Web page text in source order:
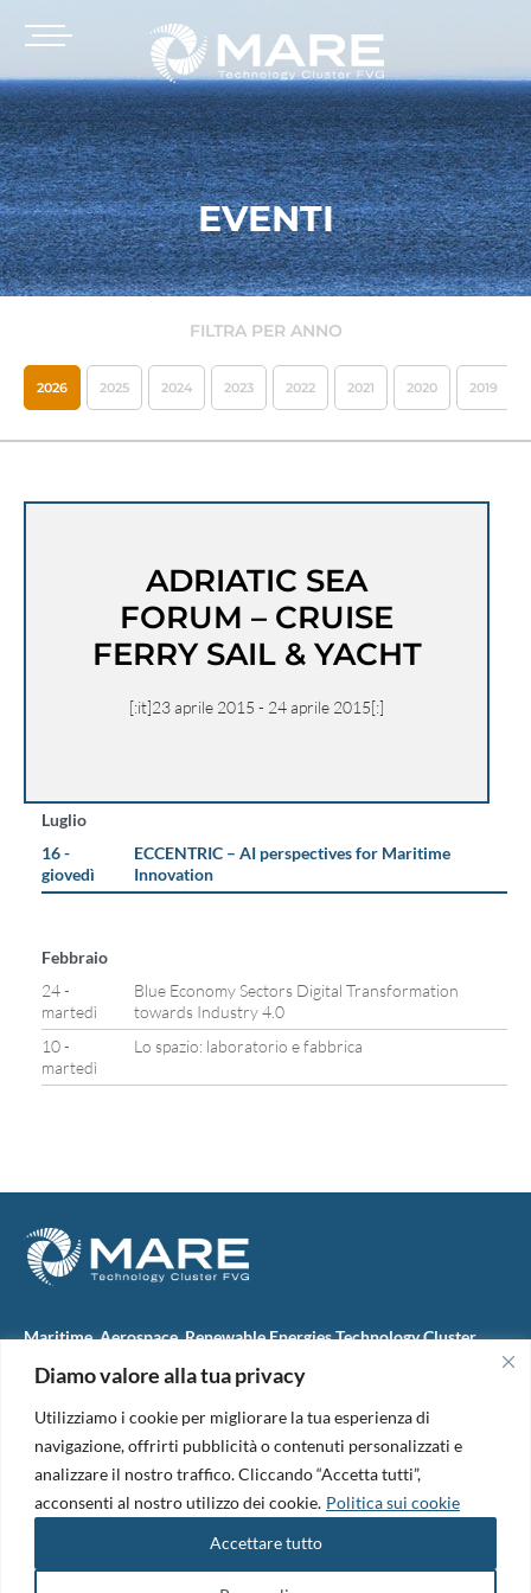
Diamo valore alla tua privacy
Utilizziamo i cookie per migliorare la tua esperienza di
navigazione, offrirti pubblicità o contenuti personalizzati e
analizzare il nostro traffico. Cliccando “Accetta tutti”,
acconsenti al nostro utilizzo dei cookie. Politica sui cookie
Accettare tutto
EVENTI
FILTRA PER ANNO
2026 2025 2024 2023 2022 2021 2020 2019
ADRIATIC SEA
FORUM – CRUISE
FERRY SAIL & YACHT
[:it]23 aprile 2015 - 24 aprile 2015[:]
Luglio
16 -
giovedì
ECCENTRIC – AI perspectives for Maritime
Innovation
Febbraio
24 -
martedì
Blue Economy Sectors Digital Transformation
towards Industry 4.0
10 -
martedì
Lo spazio: laboratorio e fabbrica
Maritime, Aerospace, Renewable Energies Technology Cluster
M.A.R.E. TC FVG S.c.ar.l.
34074 Monfalcone (Italy)
tel. +39 0481 723440
Codice Fiscale e Partita Iva: 01138620313
PEC:marefvg@legalmail.it
Codice univoco per i pagamenti: M5UXCR1
Copyright 2026. Design and development by
Informativa Privacy|Cookie Policy|Amm. Trasparente|Bandi &